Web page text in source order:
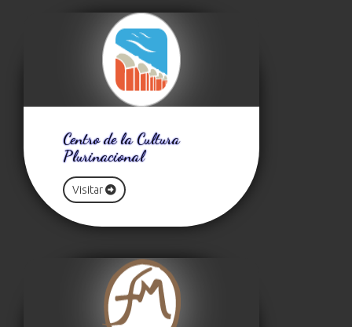
Centro de la Cultura
Plurinacional
Visitar